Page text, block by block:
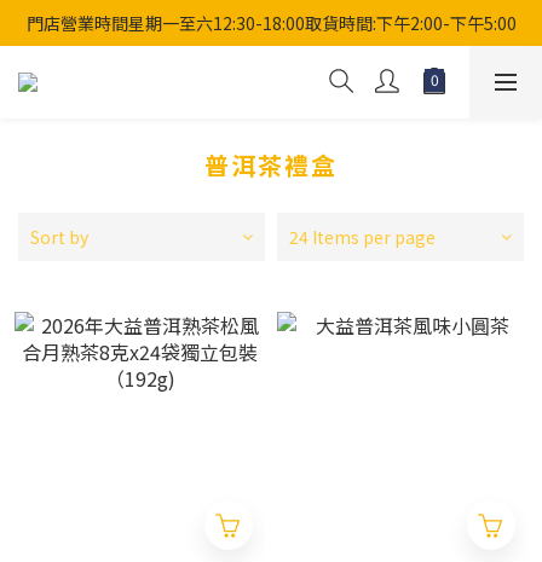
門店營業時間星期一至六12:30-18:00取貨時間:下午2:00-下午5:00
普洱茶禮盒
Sort by 24 Items per page